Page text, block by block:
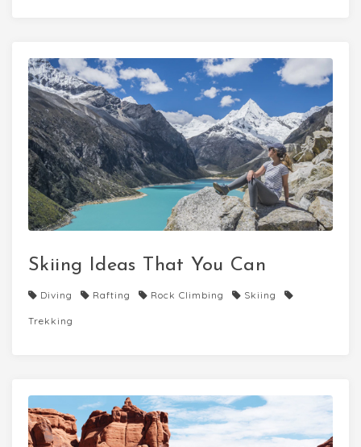
Skiing Ideas That You Can
Diving Rafting Rock Climbing Skiing
Trekking